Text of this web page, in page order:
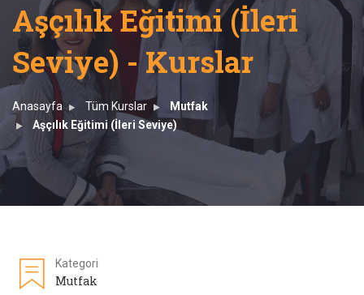
Aşçılık Eğitimi (İleri
Seviye) - Kurslar
Anasayfa Tüm Kurslar
Mutfak
Aşçılık Eğitimi (İleri Seviye)
Kategori
Mutfak